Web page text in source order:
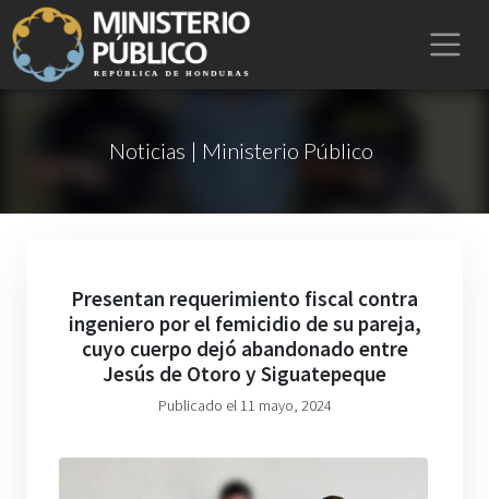
Noticias | Ministerio Público
Presentan requerimiento fiscal contra
ingeniero por el femicidio de su pareja,
cuyo cuerpo dejó abandonado entre
Jesús de Otoro y Siguatepeque
Publicado el 11 mayo, 2024